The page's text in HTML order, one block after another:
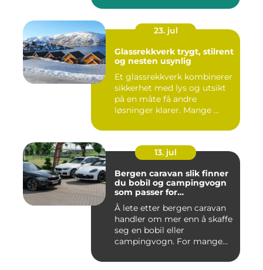
23. jul
Glassrekkverk trygt, stilrent
og nesten usynlig
Et glassrekkverk kombinerer
sikkerhet med lys og utsikt
på en måte få andre
løsninger klarer. Mange ...
13. jul
Bergen caravan slik finner
du bobil og campingvogn
som passer for
vestlandsværet
Å lete etter bergen caravan
handler om mer enn å skaffe
seg en bobil eller
campingvogn. For mange